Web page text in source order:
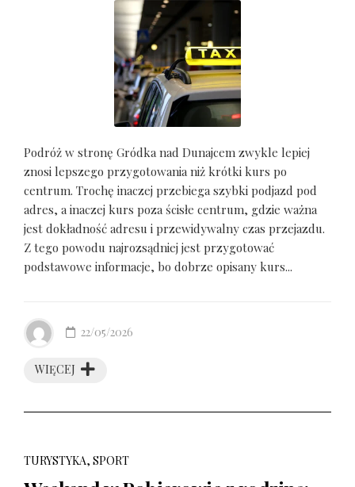
Podróż w stronę Gródka nad Dunajcem zwykle lepiej
znosi lepszego przygotowania niż krótki kurs po
centrum. Trochę inaczej przebiega szybki podjazd pod
adres, a inaczej kurs poza ścisłe centrum, gdzie ważna
jest dokładność adresu i przewidywalny czas przejazdu.
Z tego powodu najrozsądniej jest przygotować
podstawowe informacje, bo dobrze opisany kurs...
WIĘCEJ
22/05/2026
TURYSTYKA, SPORT